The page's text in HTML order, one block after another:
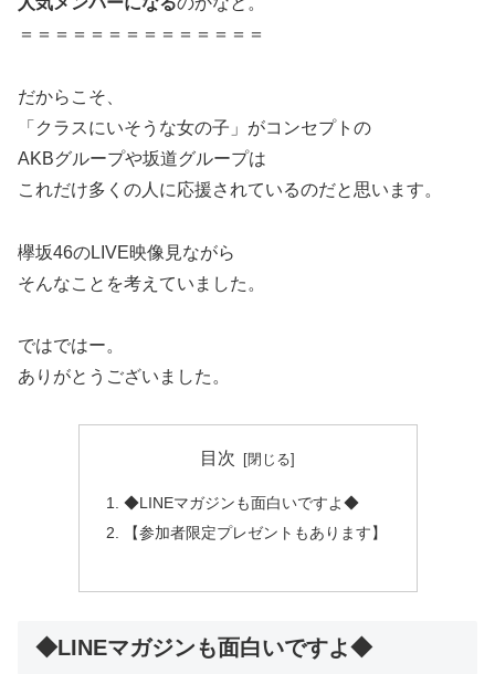
＝＝＝＝＝＝＝＝＝＝＝＝＝＝
だからこそ、
「クラスにいそうな女の子」がコンセプトの
AKBグループや坂道グループは
これだけ多くの人に応援されているのだと思います。
欅坂46のLIVE映像見ながら
そんなことを考えていました。
ではではー。
ありがとうございました。
目次
◆LINEマガジンも面白いですよ◆
【参加者限定プレゼントもあります】
◆LINEマガジンも面白いですよ◆